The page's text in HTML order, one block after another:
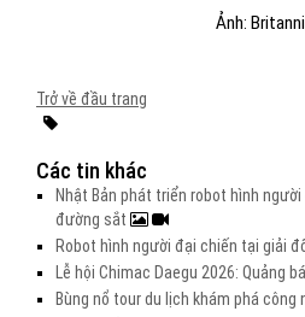
Ảnh:
Trở về đầu trang
Các tin khác
Nhật Bản phát triển robot hình
đường sắt
Robot hình người đại chiến tại giải
Lễ hội Chimac Daegu 2026: Quảng
Bùng nổ tour du lịch khám phá công